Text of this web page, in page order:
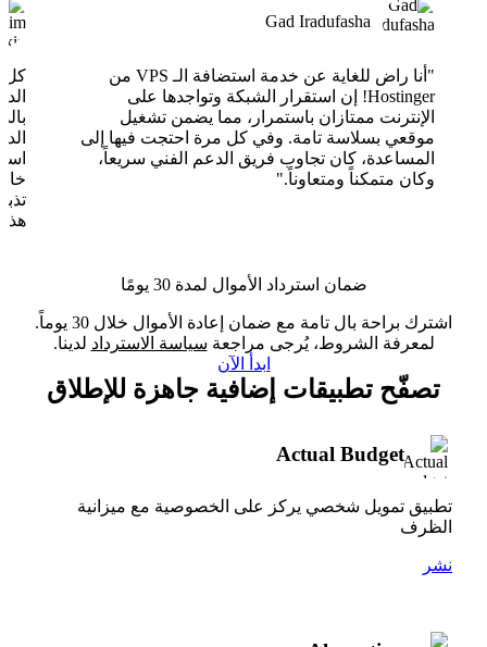
Gad Iradufasha
"أنا راض للغاية عن خدمة استضافة الـ VPS من
Hostinger! إن استقرار الشبكة وتواجدها على
الإنترنت ممتازان باستمرار، مما يضمن تشغيل
موقعي بسلاسة تامة. وفي كل مرة احتجت فيها إلى
المساعدة، كان تجاوب فريق الدعم الفني سريعاً،
وكان متمكناً ومتعاوناً."
هذا
ضمان استرداد الأموال لمدة 30 يومًا
اشترك براحة بال تامة مع ضمان إعادة الأموال خلال 30 يوماً.
لمعرفة الشروط، يُرجى مراجعة سياسة الاسترداد لدينا.
ابدأ الآن
تصفّح تطبيقات إضافية جاهزة للإطلاق
Actual Budget
تطبيق تمويل شخصي يركز على الخصوصية مع ميزانية
الظرف
نشر